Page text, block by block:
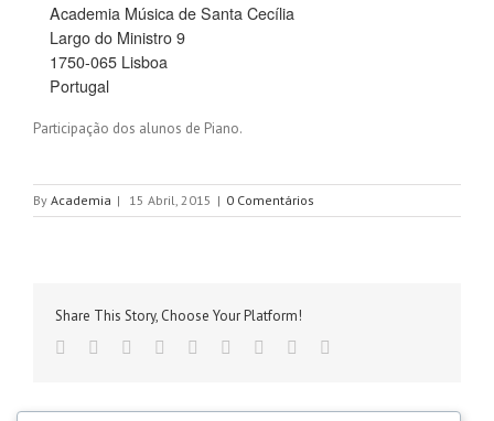
Academia Música de Santa Cecília
Largo do Ministro 9
1750-065 Lisboa
Portugal
Participação dos alunos de Piano.
By Academia | 15 Abril, 2015 | 0 Comentários
Share This Story, Choose Your Platform!
Facebook
TwitterLinkedin
Reddit TumblrGoogle+Pinterest